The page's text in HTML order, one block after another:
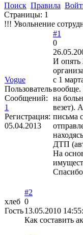
Поиск Правила
Страницы: 1
!!! Увольнение
Vogue
Пользователь
Сообщений:
1
Регистрация:
05.04.2013
#1
0
И опять
с 1
вообще.
на
везет).
письма
ДТП
На
хлеб
Гость
#2
0
13.05.2010
Как составить